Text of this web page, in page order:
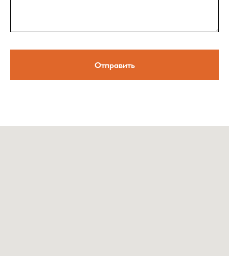
Отправить